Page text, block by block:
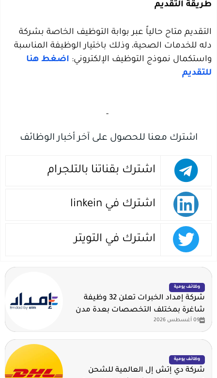
طريقة التقديم
التقديم متاح حالياً عبر بوابة التوظيف الخاصة بشركة
دله للخدمات الصحية، وذلك باختيار الوظيفة المناسبة
واستكمال نموذج التوظيف الإلكتروني: اضغط هنا
للتقديم
-‏
اشترك معنا للحصول على آخر أخبار الوظائف
اشترك بقناتنا بالتلجرام
اشترك في linkein
اشترك في التويتر
وظائف يومية
شركة إمداد الخبرات تعلن 32 وظيفة
شاغرة بمختلف التخصصات بعدة مدن
09 أغسطس 2026
وظائف يومية
شركة دي إتش إل العالمية للشحن